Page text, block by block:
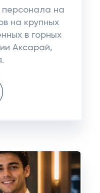
на
на крупных
в горных
Аксарай,